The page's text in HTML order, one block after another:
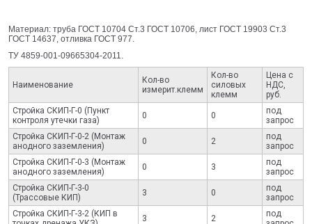
Материал: труба ГОСТ 10704 Ст.3 ГОСТ 10706, лист ГОСТ 19903 Ст.3
ГОСТ 14637, отливка ГОСТ 977.
ТУ 4859-001-09665304-2011.
Наименование
Кол-во
измерит.клемм
Кол-во
силовых
клемм
Цена с
НДС,
руб.
Стройка СКИП-Г-0 (Пункт
контроля утечки газа)
0 0
под
запрос
Стройка СКИП-Г-0-2 (Монтаж
анодного заземления)
0 2
под
запрос
Стройка СКИП-Г-0-3 (Монтаж
анодного заземления)
0 3
под
запрос
Стройка СКИП-Г-3-0
(Трассовые КИП)
3 0
под
запрос
Стройка СКИП-Г-3-2 (КИП в
3 2
под